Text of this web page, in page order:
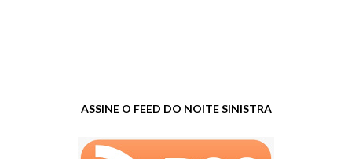
ASSINE O FEED DO NOITE SINISTRA